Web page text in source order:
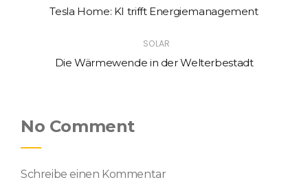
Tesla Home: KI trifft Energiemanagement
SOLAR
Die Wärmewende in der Welterbestadt
No Comment
Schreibe einen Kommentar